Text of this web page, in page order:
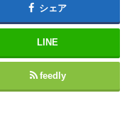
シェア
LINE
feedly